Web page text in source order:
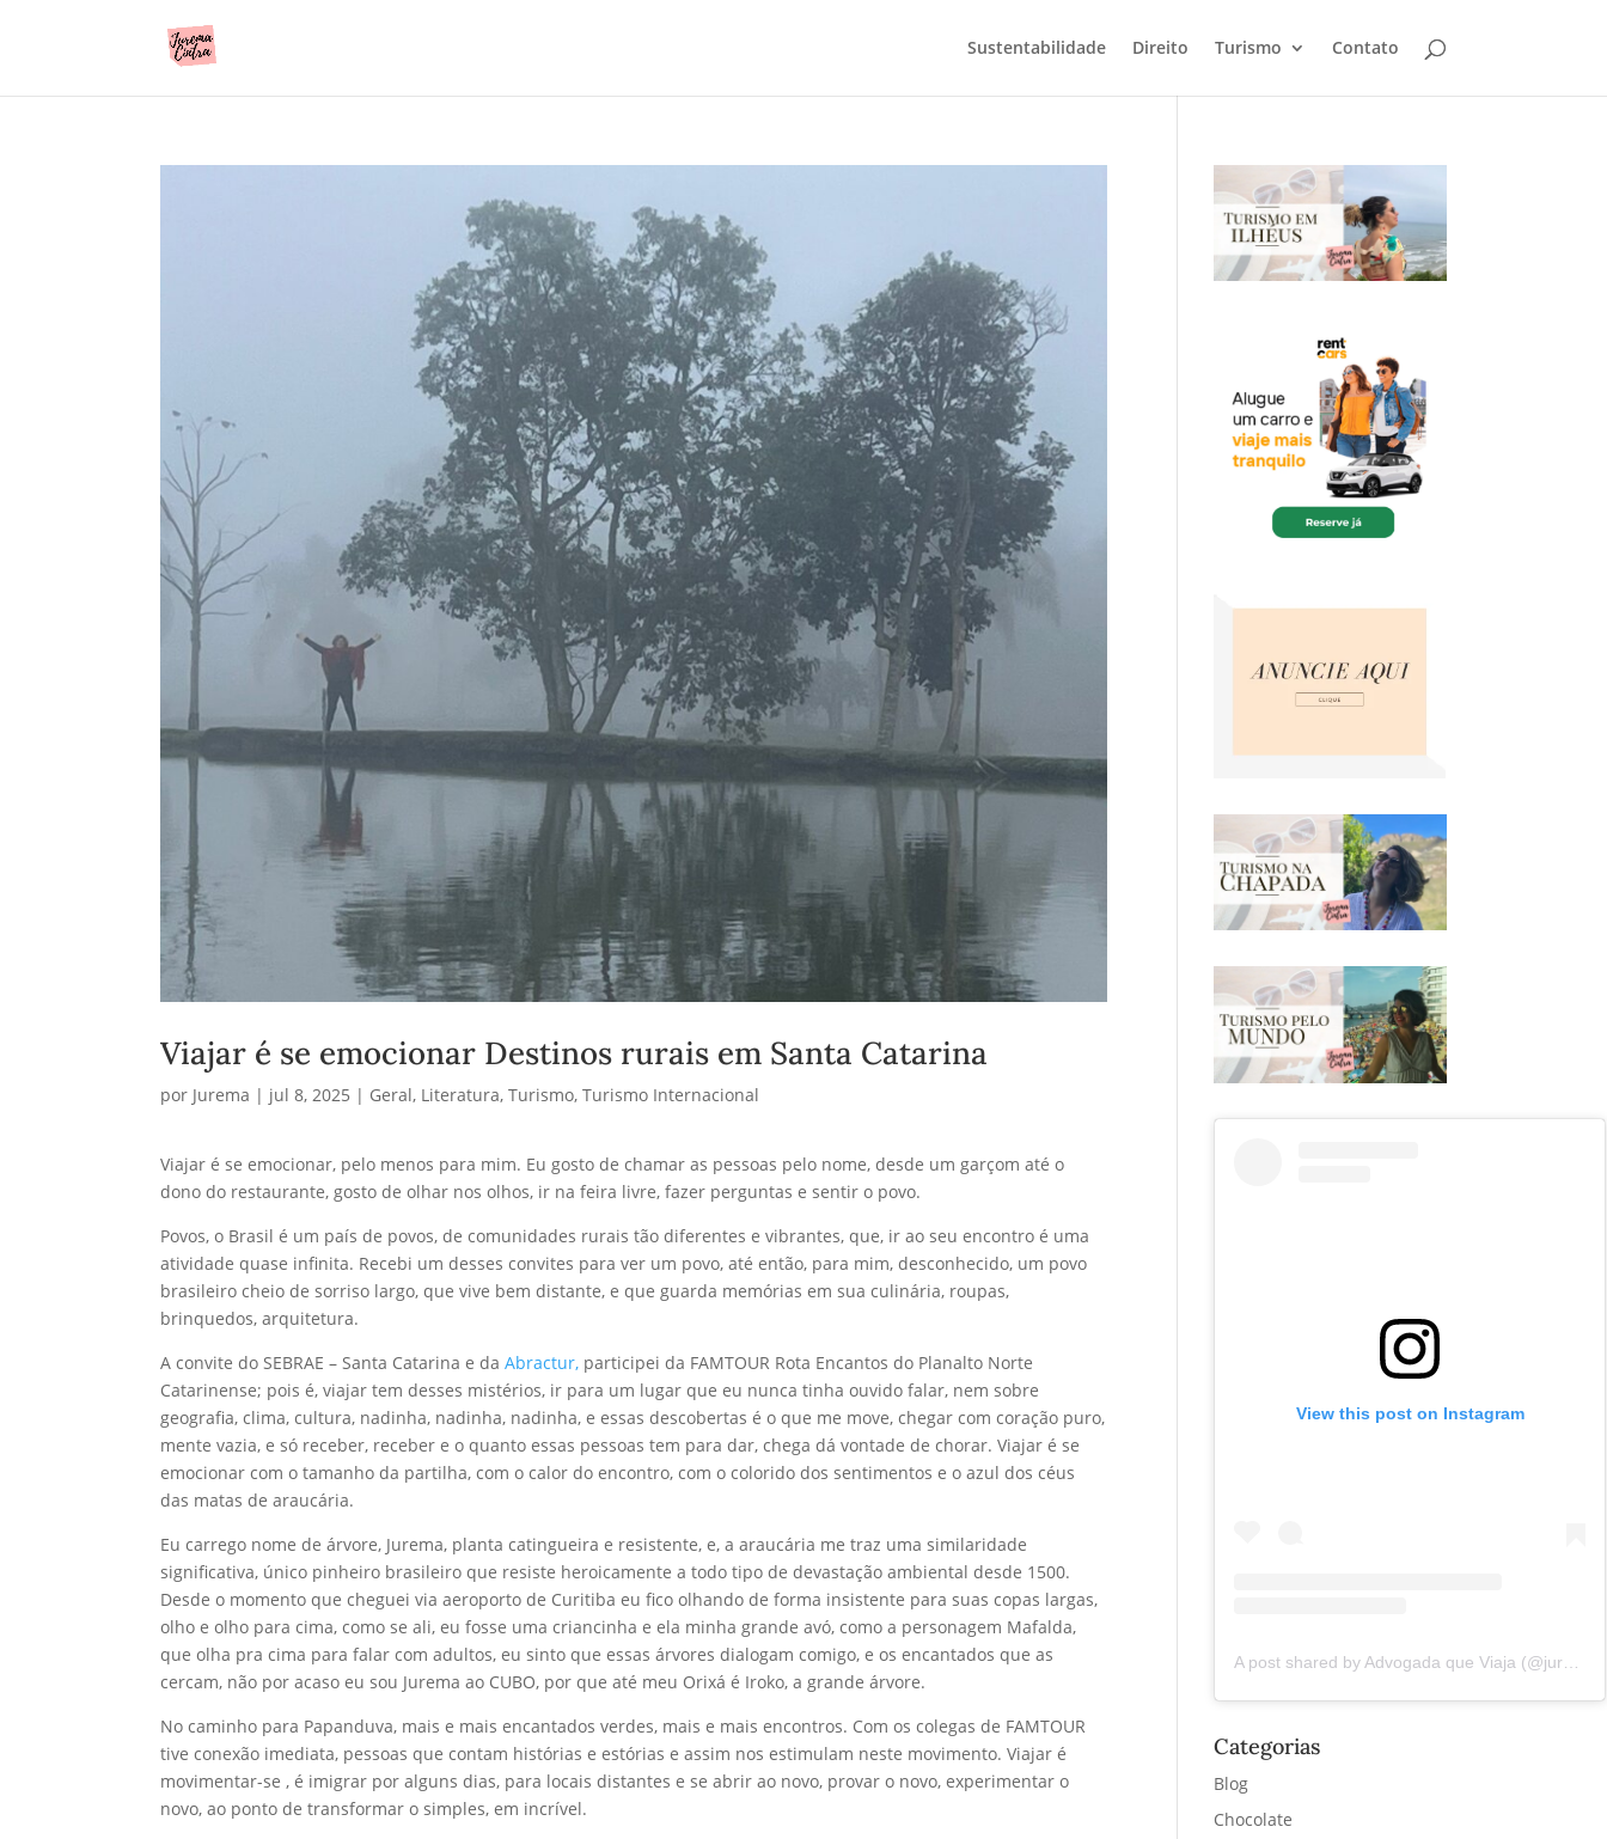
Sustentabilidade Direito Turismo Contato
Viajar é se emocionar Destinos rurais em Santa Catarina
por Jurema | jul 8, 2025 | Geral, Literatura,Turismo,Turismo Internacional
Viajar é se emocionar, pelo menos para mim. Eu gosto de chamar as pessoas pelo nome, desde um garçom até o
dono do restaurante, gosto de olhar nos olhos, ir na feira livre, fazer perguntas e sentir o povo.
Povos, o Brasil é um país de povos, de comunidades rurais tão diferentes e vibrantes, que, ir ao seu encontro é uma
atividade quase infinita. Recebi um desses convites para ver um povo, até então, para mim, desconhecido, um povo
brasileiro cheio de sorriso largo, que vive bem distante, e que guarda memórias em sua culinária, roupas,
brinquedos, arquitetura.
A convite do SEBRAE – Santa Catarina e daAbractur, participei da FAMTOUR Rota Encantos do Planalto Norte
Catarinense; pois é, viajar tem desses mistérios, ir para um lugar que eu nunca tinha ouvido falar, nem sobre
geografia, clima, cultura, nadinha, nadinha, nadinha, e essas descobertas é o que me move, chegar com coração puro,
mente vazia, e só receber, receber e o quanto essas pessoas tem para dar, chega dá vontade de chorar. Viajar é se
emocionar com o tamanho da partilha, com o calor do encontro, com o colorido dos sentimentos e o azul dos céus
das matas de araucária.
Eu carrego nome de árvore, Jurema, planta catingueira e resistente, e, a araucária me traz uma similaridade
significativa, único pinheiro brasileiro que resiste heroicamente a todo tipo de devastação ambiental desde 1500.
Desde o momento que cheguei via aeroporto de Curitiba eu fico olhando de forma insistente para suas copas largas,
olho e olho para cima, como se ali, eu fosse uma criancinha e ela minha grande avó, como a personagem Mafalda,
que olha pra cima para falar com adultos, eu sinto que essas árvores dialogam comigo, e os encantados que as
cercam, não por acaso eu sou Jurema ao CUBO, por que até meu Orixá é Iroko, a grande árvore.
No caminho para Papanduva, mais e mais encantados verdes, mais e mais encontros. Com os colegas de FAMTOUR
tive conexão imediata, pessoas que contam histórias e estórias e assim nos estimulam neste movimento. Viajar é
movimentar-se , é imigrar por alguns dias, para locais distantes e se abrir ao novo, provar o novo, experimentar o
novo, ao ponto de transformar o simples, em incrível.
View this post on Instagram
A post shared by Advogada que Viaja (@juremacintra)
Categorias
Blog
Chocolate